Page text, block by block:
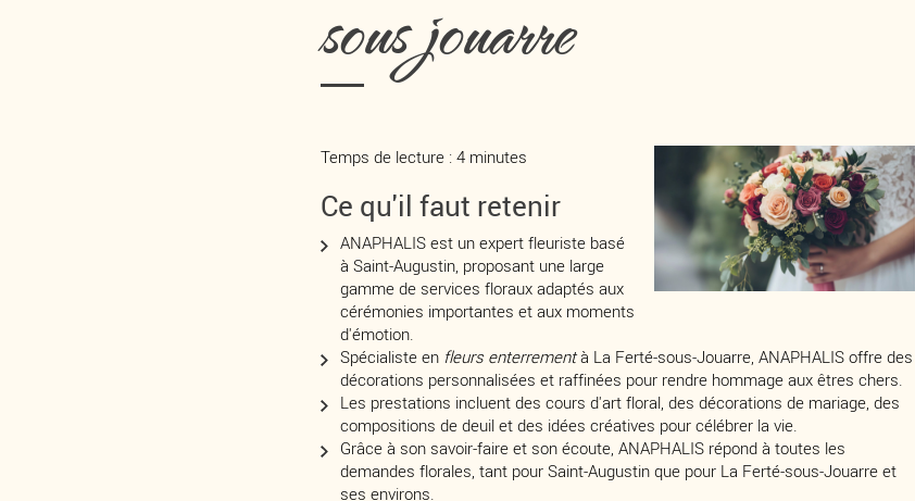
sous jouarre
Temps de lecture : 4 minutes
Ce qu'il faut retenir
ANAPHALIS est un expert fleuriste basé
à Saint-Augustin, proposant une large
gamme de services floraux adaptés aux
cérémonies importantes et aux moments
d'émotion.
Spécialiste en fleurs enterrementà La Ferté-sous-Jouarre, ANAPHALIS offre des
décorations personnalisées et raffinées pour rendre hommage aux êtres chers.
Les prestations incluent des cours d'art floral, des décorations de mariage, des
compositions de deuil et des idées créatives pour célébrer la vie.
Grâce à son savoir-faire et son écoute, ANAPHALIS répond à toutes les
demandes florales, tant pour Saint-Augustin que pour La Ferté-sous-Jouarre et
ses environs.